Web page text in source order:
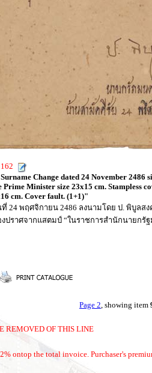
Change dated 24 November 2486
Prime Minister size 23x15 cm. Stampless
cm. Cover fault. (1+1)"
ที่ 24 พฤศจิกายน 2486 ลงนามโดย ป. พิบู
าศจากแสตมป์ “ในราชการสำนักนายกรัฐ
Page 2, showing item
REMOVED OF THIS LINE
ontop the total invoice. Purchaser's